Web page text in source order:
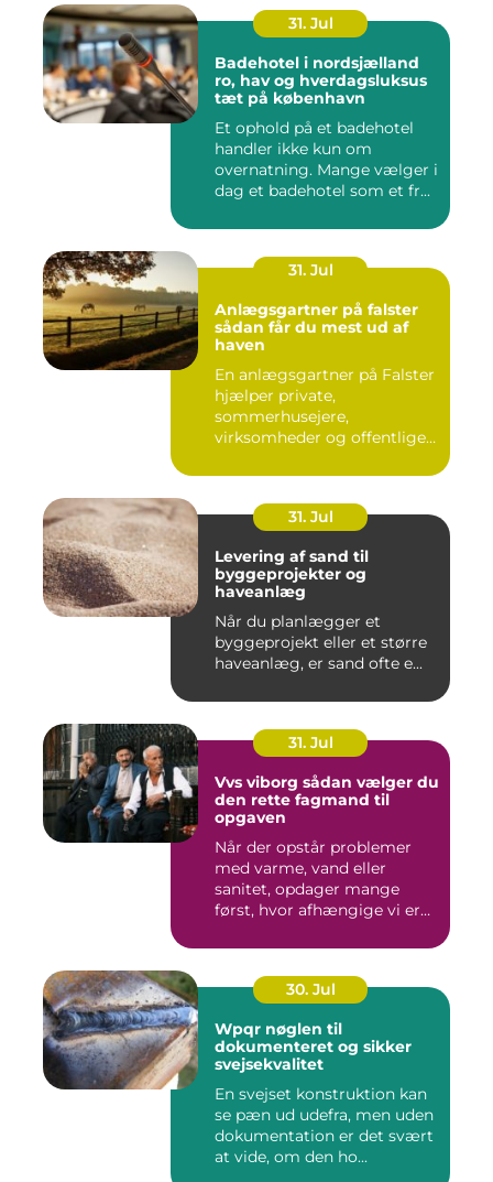
31. Jul
Badehotel i nordsjælland
ro, hav og hverdagsluksus
tæt på københavn
Et ophold på et badehotel
handler ikke kun om
overnatning. Mange vælger i
dag et badehotel som et fr...
31. Jul
Anlægsgartner på falster
sådan får du mest ud af
haven
En anlægsgartner på Falster
hjælper private,
sommerhusejere,
virksomheder og offentlige
31. Jul
Levering af sand til
byggeprojekter og
haveanlæg
Når du planlægger et
byggeprojekt eller et større
haveanlæg, er sand ofte e...
31. Jul
Vvs viborg sådan vælger du
den rette fagmand til
opgaven
Når der opstår problemer
med varme, vand eller
sanitet, opdager mange
først, hvor afhængige vi er
30. Jul
Wpqr nøglen til
dokumenteret og sikker
svejsekvalitet
En svejset konstruktion kan
se pæn ud udefra, men uden
dokumentation er det svært
at vide, om den ho...